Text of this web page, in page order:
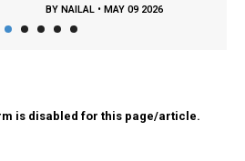
BYNAILAL •MAY 09 2026
is disabled for this page/article.